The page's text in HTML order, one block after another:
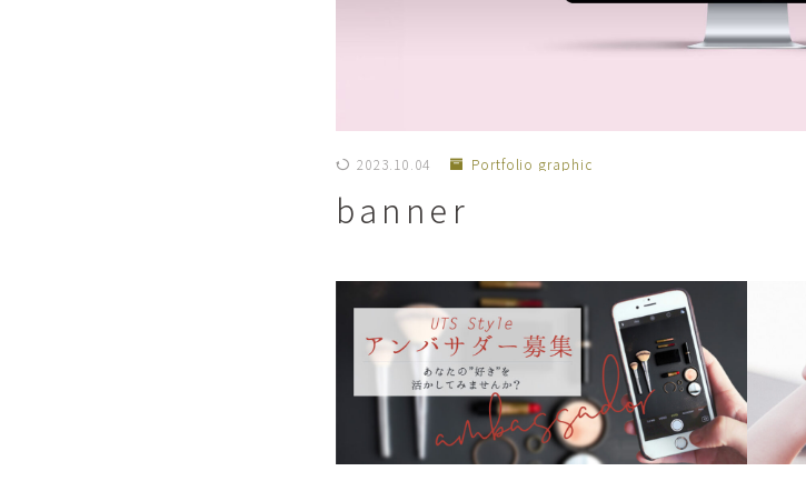
2023.10.04 Portfolio graphic
banner